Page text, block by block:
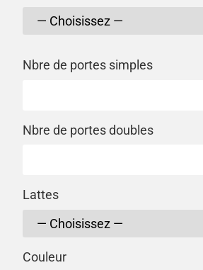
Nbre de portes simples
Nbre de portes doubles
Lattes
Couleur